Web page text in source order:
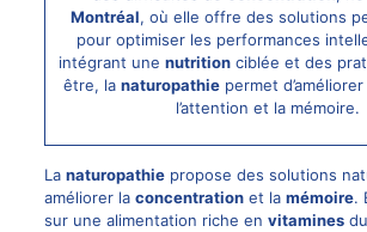
Montréal, où elle offre des solutions
pour optimiser les performances
intégrant unenutrition ciblée et des
être, la naturopathiepermet
l’attention et la mémoire.
La naturopathiepropose des solutions
améliorer la concentrationet la mémoire.
sur une alimentation riche en vitaminesdu